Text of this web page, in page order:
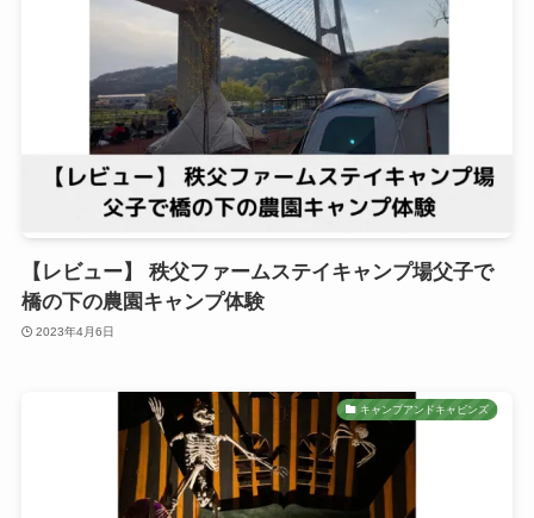
【レビュー】 秩父ファームステイキャンプ場父子で
橋の下の農園キャンプ体験
2023年4月6日
キャンプアンドキャビンズ